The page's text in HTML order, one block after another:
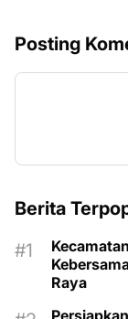
Posting
Berita
Raya